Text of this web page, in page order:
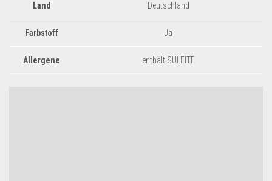
Kostenlos verkaufen
Land Deutschland
Farbstoff Ja
Allergene enthält SULFITE